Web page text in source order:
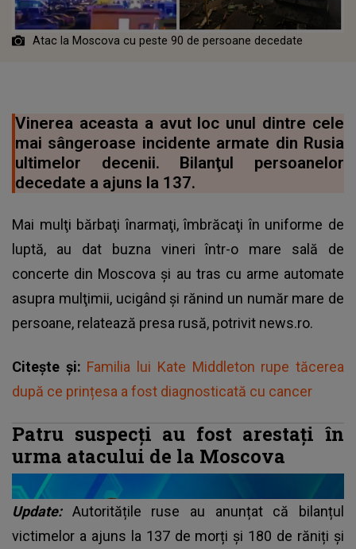
Atac la Moscova cu peste 90 de persoane decedate
Vinerea aceasta a avut loc unul dintre cele
mai sângeroase incidente armate din Rusia
ultimelor decenii. Bilanţul persoanelor
decedate a ajuns la 137.
Mai mulţi bărbaţi înarmaţi, îmbrăcaţi în uniforme de
luptă, au dat buzna vineri într-o mare sală de
concerte din Moscova şi au tras cu arme automate
asupra mulţimii, ucigând şi rănind un număr mare de
persoane, relatează presa rusă, potrivit news.ro.
Citește și: Familia lui Kate Middleton rupe tăcerea
după ce prințesa a fost diagnosticată cu cancer
Patru suspecți au fost arestați în
urma atacului de la Moscova
Update: Autoritățile ruse au anunțat că bilanțul
victimelor a ajuns la 137 de morți și 180 de răniți și